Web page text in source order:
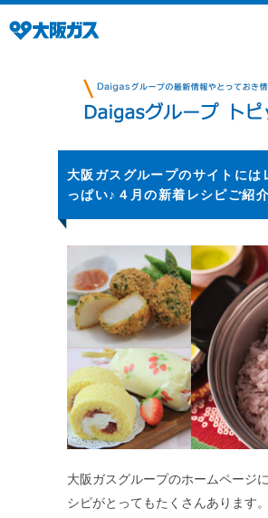
大阪ガスグループのサイトには
っぱい♪４月の新着レシピご紹
大阪ガスグループのホームページ
シピがとってもたくさんあります